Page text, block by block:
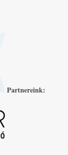
Partnereink: